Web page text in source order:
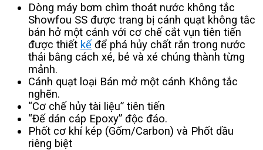
Dòng máy bơm chìm thoát nước không tắc
Showfou SS được trang bị cánh quạt không tắc
bán hở một cánh với cơ chế cắt vụn tiên tiến
được thiết kế để phá hủy chất rắn trong nước
thải bằng cách xé, bẻ và xé chúng thành từng
mảnh.
Cánh quạt loại Bán mở một cánh Không tắc
nghẽn.
“Cơ chế hủy tài liệu” tiên tiến
“Đế dán cáp Epoxy” độc đáo.
Phốt cơ khí kép (Gốm/Carbon) và Phốt dầu
riêng biệt